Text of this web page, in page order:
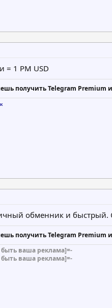
= 1 PM USD
получить Telegram Premium
обменник и быстрый.
получить Telegram Premium
быть ваша реклама]=-
быть ваша реклама]=-